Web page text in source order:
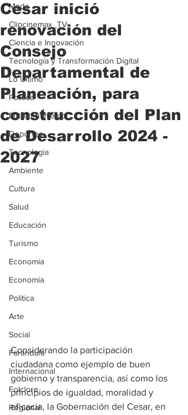
Moda
Clipcinemax_TV
Ciencia e Innovación
Tecnología y Transformación Digital
Lo Ultimo
Politica
Entretenimiento
Deportes
Tecnologia
Ambiente
Cultura
Salud
Educación
Turismo
Economía
Economía
Política
Arte
Social
Farandula
Internacional
Folclore
Regional
Cesar inició
renovación del
Consejo
Departamental de
Planeación, para
construcción del Plan
de Desarrollo 2024 -
2027
Considerando la participación
ciudadana como ejemplo de buen
gobierno y transparencia, así como los
principios de igualdad, moralidad y
eficacia, la Gobernación del Cesar, en